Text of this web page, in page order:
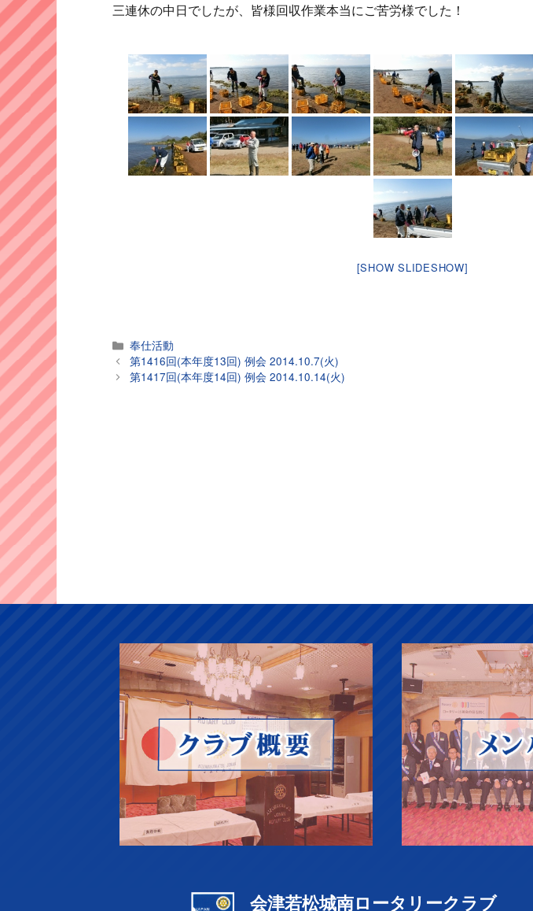
三連休の中日でしたが、皆様回収作業本当にご苦労様でした！
[SHOW SLIDESHOW]
カ
テ
ゴ
奉仕活動
第1416回(本年度13回) 例会 2014.10.7(火)
第1417回(本年度14回) 例会 2014.10.14(火)
会津若松城南ロータリークラブ